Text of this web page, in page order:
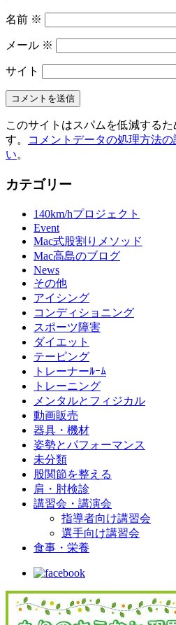
名前 ※
メール ※
サイト
このサイトはスパムを低減するた
す。
コメントデータの処理方法
い。
カテゴリー
140km/hプロジェクト
Event
Mac式股割りメソッド
Mac高島のブログ
News
その他
アイシング
コンディショニング
スポーツ障害
ダイエット
テーピング
トレーナーﾙｰﾑ
トレーニング
メンタルとフィジカル
動画販売
器具・機材
姿勢とパフォーマンス
未分類
股関節を整える
肩・肘検診
講習会・講演会
指導者向け講習会
選手向け講習会
食事・栄養